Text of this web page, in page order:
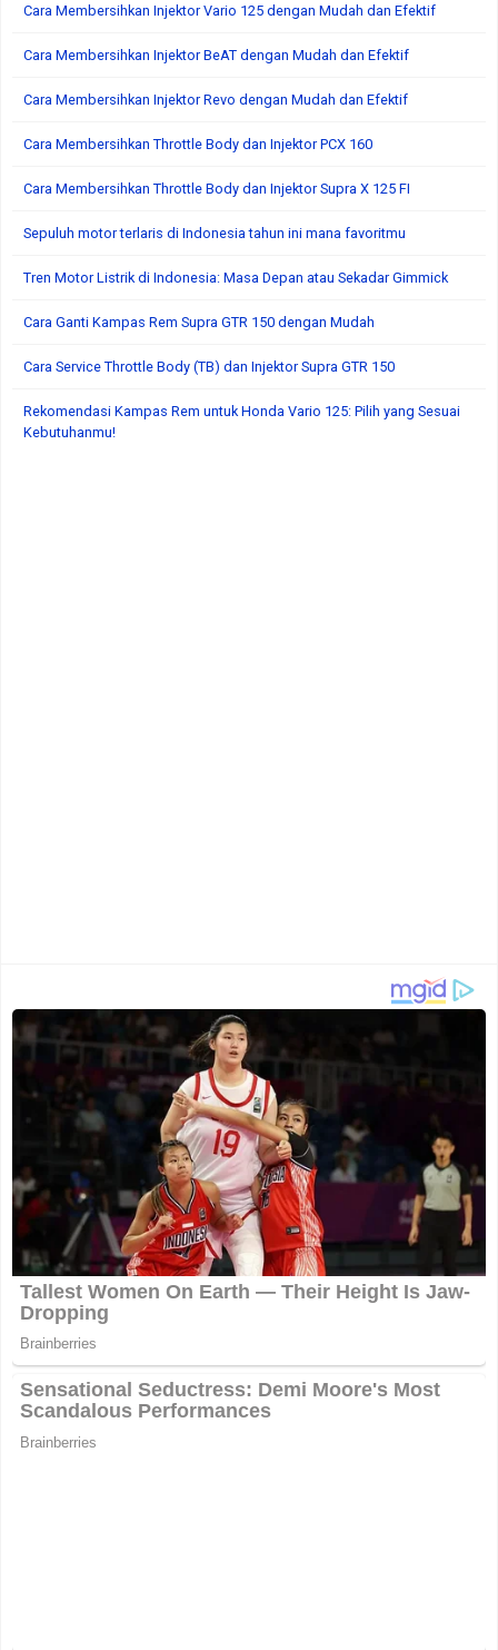
Cara Membersihkan Injektor Vario 125 dengan Mudah dan Efektif
Cara Membersihkan Injektor BeAT dengan Mudah dan Efektif
Cara Membersihkan Injektor Revo dengan Mudah dan Efektif
Cara Membersihkan Throttle Body dan Injektor PCX 160
Cara Membersihkan Throttle Body dan Injektor Supra X 125 FI
Sepuluh motor terlaris di Indonesia tahun ini mana favoritmu
Tren Motor Listrik di Indonesia: Masa Depan atau Sekadar Gimmick
Cara Ganti Kampas Rem Supra GTR 150 dengan Mudah
Cara Service Throttle Body (TB) dan Injektor Supra GTR 150
Rekomendasi Kampas Rem untuk Honda Vario 125: Pilih yang Sesuai
Kebutuhanmu!